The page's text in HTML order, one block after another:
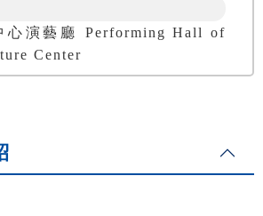
心演藝廳 Performing Hall of
Center